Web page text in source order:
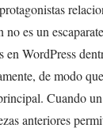
es un
en WordPress
de modo
Cuando
anteriores